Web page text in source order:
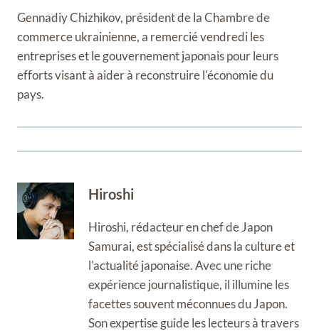
Gennadiy Chizhikov, président de la Chambre de
commerce ukrainienne, a remercié vendredi les
entreprises et le gouvernement japonais pour leurs
efforts visant à aider à reconstruire l'économie du
pays.
Hiroshi
Hiroshi, rédacteur en chef de Japon
Samurai, est spécialisé dans la culture et
l'actualité japonaise. Avec une riche
expérience journalistique, il illumine les
facettes souvent méconnues du Japon.
Son expertise guide les lecteurs à travers